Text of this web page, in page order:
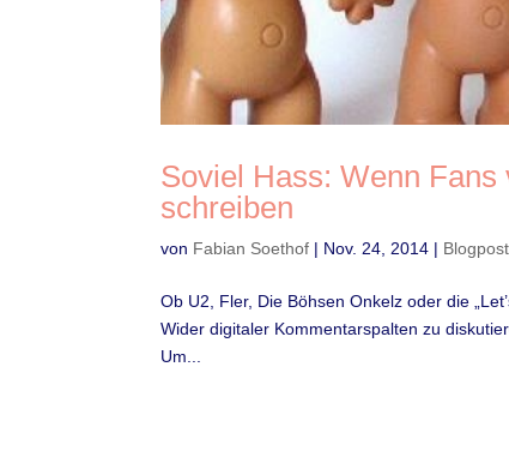
Soviel Hass: Wenn
schreiben
von Fabian Soethof | Nov. 24, 2014 |
Ob U2, Fler, Die Böhsen Onkelz oder die
Wider digitaler Kommentarspalten zu
Um...